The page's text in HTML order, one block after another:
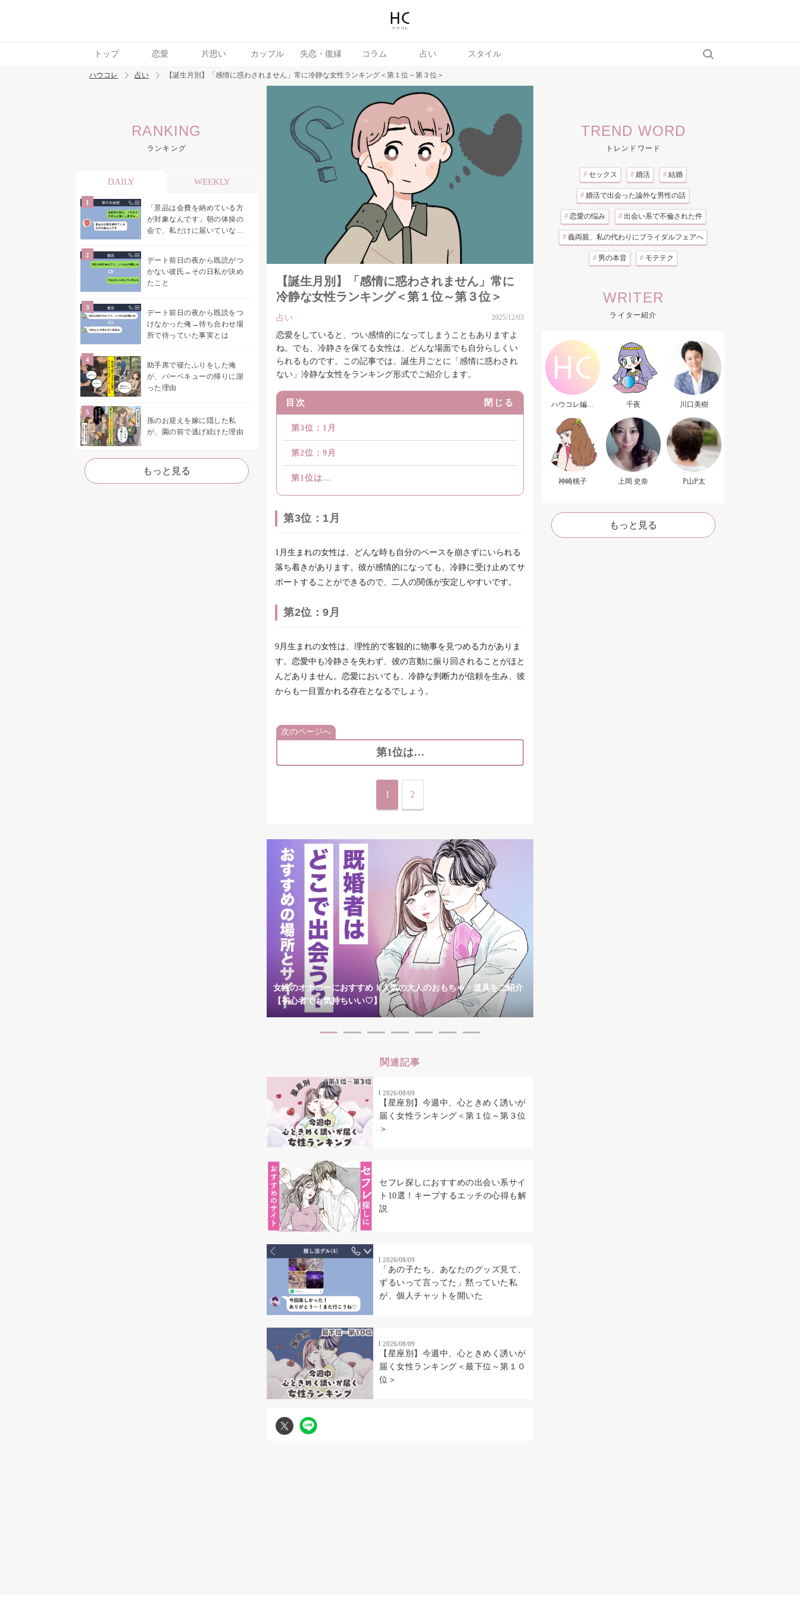
トップ 恋愛 片思い カップル 失恋・復縁 コラム 占い スタイル
トレンド ワード
ハウコレ 占い 【誕生月別】「感情に惑わされません」常に冷静な女性ランキング＜第１位～第３位＞
RANKING
ランキング
DAILY WEEKLY
「景品は会費を納めている方
が対象なんです」朝の体操の
会で、私だけに届いていなか
デート前日の夜から既読がつ
かない彼氏→その日私が決め
たこと
デート前日の夜から既読をつ
けなかった俺→待ち合わせ場
所で待っていた事実とは
助手席で寝たふりをした俺
が、バーベキューの帰りに謝
った理由
孫のお迎えを嫁に隠した私
が、園の前で逃げ続けた理由
もっと見る
【誕生月別】「感情に惑わされません」常に
冷静な女性ランキング＜第１位～第３位＞
占い 2025/12/03
恋愛をしていると、つい感情的になってしまうこともありますよ
ね。でも、冷静さを保てる女性は、どんな場面でも自分らしくい
られるものです。この記事では、誕生月ごとに「感情に惑わされ
ない」冷静な女性をランキング形式でご紹介します。
目次 閉じる
第3位：1月
第2位：9月
第1位は…
第3位：1月
1月生まれの女性は、どんな時も自分のペースを崩さずにいられる
落ち着きがあります。彼が感情的になっても、冷静に受け止めてサ
ポートすることができるので、二人の関係が安定しやすいです。
第2位：9月
9月生まれの女性は、理性的で客観的に物事を見つめる力がありま
す。恋愛中も冷静さを失わず、彼の言動に振り回されることがほと
んどありません。恋愛においても、冷静な判断力が信頼を生み、彼
からも一目置かれる存在となるでしょう。
次のページへ
第1位は…
1 2
女性のオナニーにおすすめ！人気の大人のおもちゃ・道具をご紹介
【初心者でも気持ちいい♡】
関連記事
2026/08/09
【星座別】今週中、心ときめく誘いが
届く女性ランキング＜第１位～第３位
＞
セフレ探しにおすすめの出会い系サイ
ト10選！キープするエッチの心得も解
説
2026/08/09
「あの子たち、あなたのグッズ見て、
ずるいって言ってた」黙っていた私
が、個人チャットを開いた
2026/08/09
【星座別】今週中、心ときめく誘いが
届く女性ランキング＜最下位～第１０
位＞
TREND WORD
トレンドワード
# セックス # 婚活 # 結婚
# 婚活で出会った論外な男性の話
# 恋愛の悩み # 出会い系で不倫された件
# 義両親、私の代わりにブライダルフェアへ
# 男の本音 # モテテク
WRITER
ライター紹介
ハウコレ編集
千夜 川口美樹
神崎桃子 上岡 史奈 P山P太
もっと見る